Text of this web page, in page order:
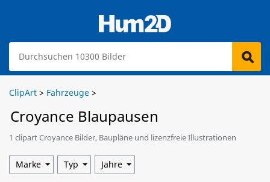
ClipArt > Fahrzeuge >
Croyance Blaupausen
1 clipart Croyance Bilder, Baupläne und lizenzfreie Illustrationen
Marke Typ Jahre